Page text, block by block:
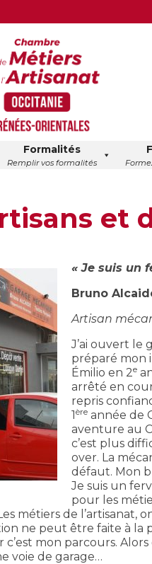
Formalités
Remplir vos formalités
et
« Je suis un
Bruno
Artisan
J’ai ouvert le
préparé mon
Émilio en 2e
arrêté en
repris
1ère année de
aventure au
c’est plus
over. La
défaut. Mon
Je suis un
pour les
métiers de
ne peut être faite à la
c’est mon parcours.
voie de garage…